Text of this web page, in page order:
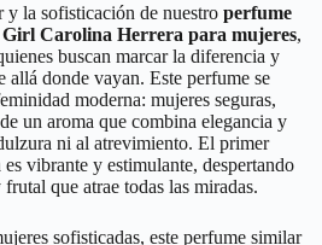
y la sofisticación de nuestro perfume
Girl Carolina Herrera para mujeres,
buscan marcar la diferencia y
donde vayan. Este perfume se
moderna: mujeres seguras,
un aroma que combina elegancia y
ni al atrevimiento. El primer
vibrante y estimulante, despertando
que atrae todas las miradas.
sofisticadas, este perfume similar